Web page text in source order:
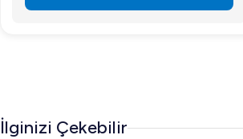
İlginizi Çekebilir